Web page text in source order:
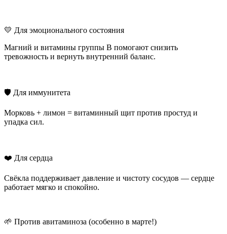
💛 Для эмоционального состояния
Магний и витамины группы B помогают снизить
тревожность и вернуть внутренний баланс.
🛡 Для иммунитета
Морковь + лимон = витаминный щит против простуд и
упадка сил.
❤️ Для сердца
Свёкла поддерживает давление и чистоту сосудов — сердце
работает мягко и спокойно.
🌱 Против авитаминоза (особенно в марте!)